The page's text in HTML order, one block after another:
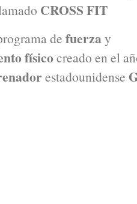
CROSS FIT
de fuerzay
físicocreado en el
estadounidense